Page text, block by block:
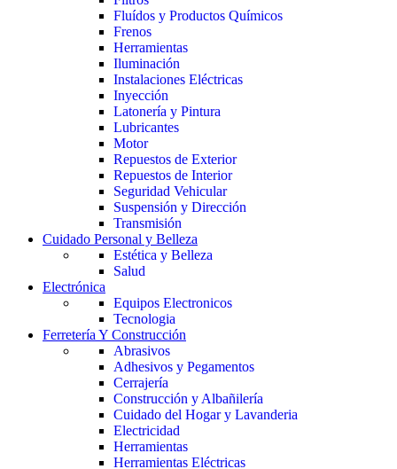
Fluídos y Productos Químicos
Frenos
Herramientas
Iluminación
Instalaciones Eléctricas
Inyección
Latonería y Pintura
Lubricantes
Motor
Repuestos de Exterior
Repuestos de Interior
Seguridad Vehicular
Suspensión y Dirección
Transmisión
Cuidado Personal y Belleza
Estética y Belleza
Salud
Electrónica
Equipos Electronicos
Tecnologia
Ferretería Y Construcción
Abrasivos
Adhesivos y Pegamentos
Cerrajería
Construcción y Albañilería
Cuidado del Hogar y Lavanderia
Electricidad
Herramientas
Herramientas Eléctricas